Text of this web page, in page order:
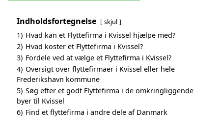
Indholdsfortegnelse skjul
1) Hvad kan et Flyttefirma i Kvissel hjælpe med?
2) Hvad koster et Flyttefirma i Kvissel?
3) Fordele ved at vælge et Flyttefirma i Kvissel?
4) Oversigt over flyttefirmaer i Kvissel eller hele
Frederikshavn kommune
5) Søg efter et godt Flyttefirma i de omkringliggende
byer til Kvissel
6) Find et flyttefirma i andre dele af Danmark